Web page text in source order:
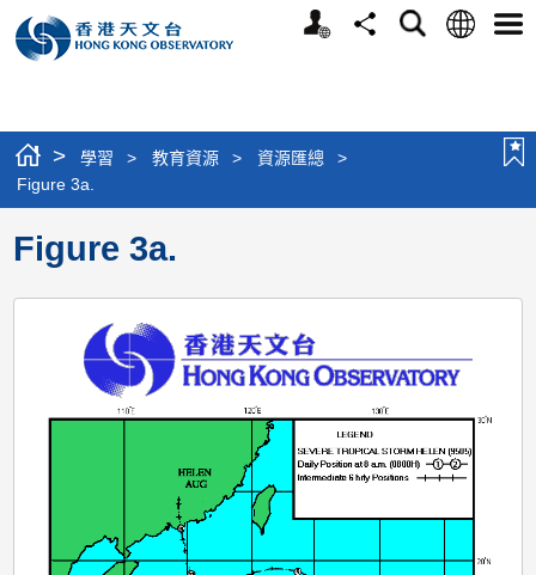
個
分
搜
語
選
> 學習 > 教育資源 > 資源匯總
>
Figure 3a.
Figure 3a.